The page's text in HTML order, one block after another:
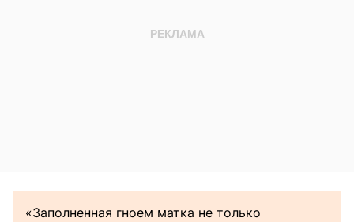
«Заполненная гноем матка не только